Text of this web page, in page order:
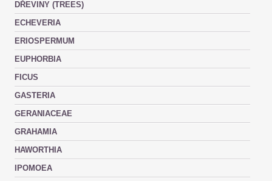
DŘEVINY (TREES)
ECHEVERIA
ERIOSPERMUM
EUPHORBIA
FICUS
GASTERIA
GERANIACEAE
GRAHAMIA
HAWORTHIA
IPOMOEA